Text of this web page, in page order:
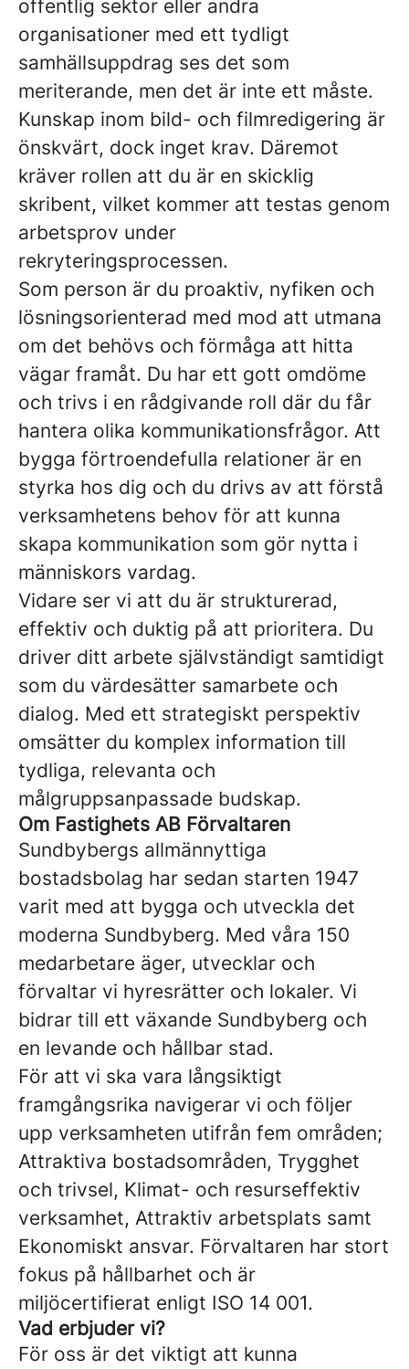
offentlig sektor eller andra
organisationer med ett tydligt
samhällsuppdrag ses det som
meriterande, men det är inte ett måste.
Kunskap inom bild- och filmredigering är
önskvärt, dock inget krav. Däremot
kräver rollen att du är en skicklig
skribent, vilket kommer att testas genom
arbetsprov under
rekryteringsprocessen.
Som person är du proaktiv, nyfiken och
lösningsorienterad med mod att utmana
om det behövs och förmåga att hitta
vägar framåt. Du har ett gott omdöme
och trivs i en rådgivande roll där du får
hantera olika kommunikationsfrågor. Att
bygga förtroendefulla relationer är en
styrka hos dig och du drivs av att förstå
verksamhetens behov för att kunna
skapa kommunikation som gör nytta i
människors vardag.
Vidare ser vi att du är strukturerad,
effektiv och duktig på att prioritera. Du
driver ditt arbete självständigt samtidigt
som du värdesätter samarbete och
dialog. Med ett strategiskt perspektiv
omsätter du komplex information till
tydliga, relevanta och
målgruppsanpassade budskap.
Om Fastighets AB Förvaltaren
Sundbybergs allmännyttiga
bostadsbolag har sedan starten 1947
varit med att bygga och utveckla det
moderna Sundbyberg. Med våra 150
medarbetare äger, utvecklar och
förvaltar vi hyresrätter och lokaler. Vi
bidrar till ett växande Sundbyberg och
en levande och hållbar stad.
För att vi ska vara långsiktigt
framgångsrika navigerar vi och följer
upp verksamheten utifrån fem områden;
Attraktiva bostadsområden, Trygghet
och trivsel, Klimat- och resurseffektiv
verksamhet, Attraktiv arbetsplats samt
Ekonomiskt ansvar. Förvaltaren har stort
fokus på hållbarhet och är
miljöcertifierat enligt ISO 14 001.
Vad erbjuder vi?
För oss är det viktigt att kunna